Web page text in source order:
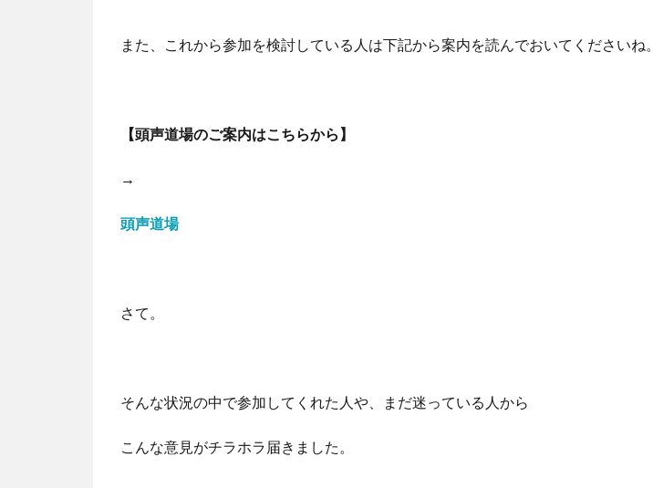
また、これから参加を検討している人は下記から案内を読んでおいてくださいね。
【頭声道場のご案内はこちらから】
→
頭声道場
さて。
そんな状況の中で参加してくれた人や、まだ迷っている人から
こんな意見がチラホラ届きました。